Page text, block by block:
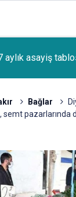
aylık asayiş
Bağlar
semt pazarlarında